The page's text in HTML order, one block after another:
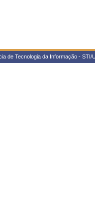
de Tecnologia da Informação -